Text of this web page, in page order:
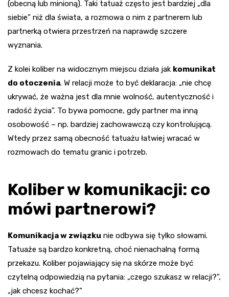
(obecną lub minioną). Taki tatuaż często jest bardziej „dla
siebie” niż dla świata, a rozmowa o nim z partnerem lub
partnerką otwiera przestrzeń na naprawdę szczere
wyznania.
Z kolei koliber na widocznym miejscu działa jak komunikat
do otoczenia. W relacji może to być deklaracja: „nie chcę
ukrywać, że ważna jest dla mnie wolność, autentyczność i
radość życia”. To bywa pomocne, gdy partner ma inną
osobowość – np. bardziej zachowawczą czy kontrolującą.
Wtedy przez samą obecność tatuażu łatwiej wracać w
rozmowach do tematu granic i potrzeb.
Koliber w komunikacji: co
mówi partnerowi?
Komunikacja w związku nie odbywa się tylko słowami.
Tatuaże są bardzo konkretną, choć nienachalną formą
przekazu. Koliber pojawiający się na skórze może być
czytelną odpowiedzią na pytania: „czego szukasz w relacji?”,
„jak chcesz kochać?”